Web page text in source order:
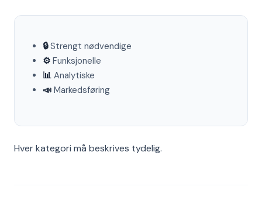
🔒Strengt nødvendige
⚙️ Funksjonelle
📊 Analytiske
📣 Markedsføring
Hver kategori må beskrives tydelig.